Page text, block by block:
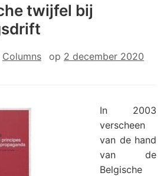
twijfel bij
Columns op 2 december 2020
In 2003
verscheen
van de hand
van de
Belgische